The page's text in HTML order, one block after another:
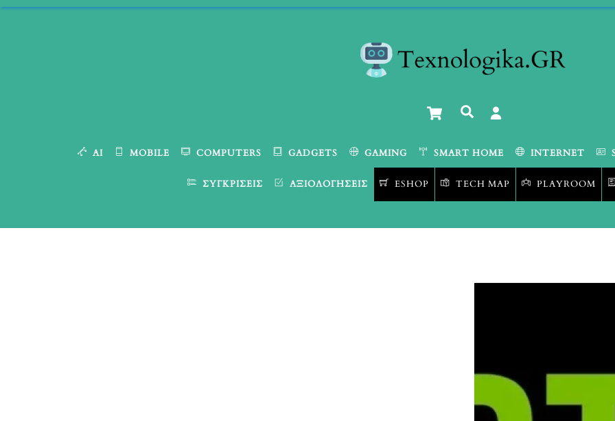
Skip
Cart Αναζήτηση
AI MOBILE COMPUTERS GADGETS GAMING SMART HOME INTERNET
ΣΥΓΚΡΊΣΕΙΣ ΑΞΙΟΛΟΓΉΣΕΙΣ ESHOP TECH MAP PLAYROOM